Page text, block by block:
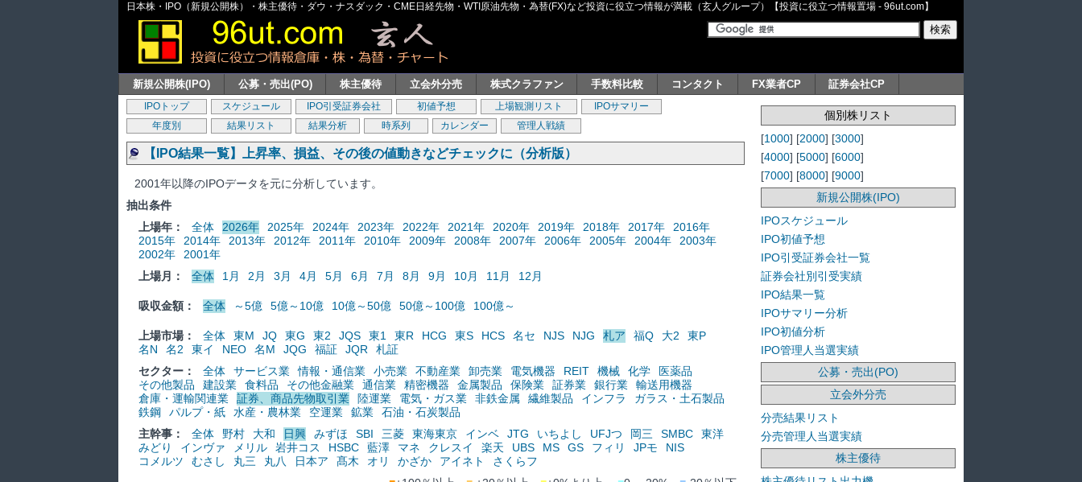
日本株・IPO（新規公開株）・株主優待・ダウ・ナスダック・CME日経先物・WTI原油先物・為替(FX)など投資に役立つ情報が満載（玄人グループ）【投資に役立つ情報置場 - 96ut.com】
新規公開株(IPO) 公募・売出(PO) 株主優待 立会外分売 株式クラファン 手数料比較 コンタクト FX業者CP 証券会社CP
IPOトップ スケジュール IPO引受証券会社 初値予想 上場観測リスト
IPOサマリー
年度別
結果リスト 結果分析 時系列 カレンダー 管理人戦績
【IPO結果一覧】上昇率、損益、その後の値動きなどチェックに（分析版）
2001年以降のIPOデータを元に分析しています。
抽出条件
上場年：
全体 2026年 2025年 2024年 2023年 2022年 2021年 2020年 2019年 2018年 2017年
2016年
2015年
2014年 2013年 2012年 2011年 2010年 2009年 2008年 2007年 2006年 2005年 2004年
2003年
2002年
2001年
上場月：
全体 1月 2月 3月 4月 5月 6月 7月 8月 9月 10月 11月 12月
吸収金額： 全体 ～5億 5億～10億 10億～50億 50億～100億 100億～
上場市場： 全体 東M JQ 東G 東2 JQS 東1 東R HCG 東S HCS 名セ NJS NJG 札ア 福Q 大2
東P
名N
名2 東イ NEO 名M JQG 福証 JQR
札証
セクター：
全体 サービス業 情報・通信業 小売業 不動産業 卸売業 電気機器 REIT 機械 化学
医薬品
その他製品
建設業 食料品 その他金融業 通信業 精密機器 金属製品 保険業 証券業 銀行業
輸送用機器
倉庫・運輸関連業
証券、商品先物取引業 陸運業 電気・ガス業 非鉄金属 繊維製品 インフラ
ガラス・土石製品
鉄鋼
パルプ・紙 水産・農林業 空運業 鉱業
石油・石炭製品
主幹事：
全体 野村 大和 日興 みずほ SBI 三菱 東海東京 インベ JTG いちよし UFJつ 岡三 SMBC
東洋
みどり
インヴァ メリル 岩井コス HSBC 藍澤 マネ クレスイ 楽天 UBS MS GS フィリ JPモ
NIS
コメルツ
むさし 丸三 丸八 日本ア 髙木 オリ かざか アイネト
さくらフ
個別株リスト
[1000] [2000] [3000]
[4000] [5000] [6000]
[7000] [8000] [9000]
新規公開株(IPO)
IPOスケジュール
IPO初値予想
IPO引受証券会社一覧
証券会社別引受実績
IPO結果一覧
IPOサマリー分析
IPO初値分析
IPO管理人当選実績
公募・売出(PO)
立会外分売
分売結果リスト
分売管理人当選実績
株主優待